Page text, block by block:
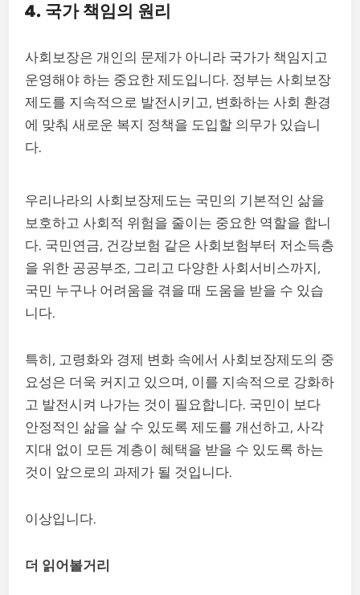
4. 국가 책임의 원리
사회보장은 개인의 문제가 아니라 국가가 책임지고
운영해야 하는 중요한 제도입니다. 정부는 사회보장
제도를 지속적으로 발전시키고, 변화하는 사회 환경
에 맞춰 새로운 복지 정책을 도입할 의무가 있습니
다.
우리나라의 사회보장제도는 국민의 기본적인 삶을
보호하고 사회적 위험을 줄이는 중요한 역할을 합니
다. 국민연금, 건강보험 같은 사회보험부터 저소득층
을 위한 공공부조, 그리고 다양한 사회서비스까지,
국민 누구나 어려움을 겪을 때 도움을 받을 수 있습
니다.
특히, 고령화와 경제 변화 속에서 사회보장제도의 중
요성은 더욱 커지고 있으며, 이를 지속적으로 강화하
고 발전시켜 나가는 것이 필요합니다. 국민이 보다
안정적인 삶을 살 수 있도록 제도를 개선하고, 사각
지대 없이 모든 계층이 혜택을 받을 수 있도록 하는
것이 앞으로의 과제가 될 것입니다.
이상입니다.
더 읽어볼거리